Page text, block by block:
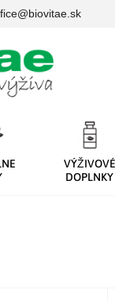
VÝŽIVOVÉ
DOPLNKY